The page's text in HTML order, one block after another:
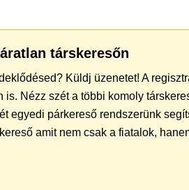
társkeresőn
Küldj üzenetet! A
Nézz szét a többi komoly
egyedi párkereső rendszerünk
amit nem csak a fiatalok,